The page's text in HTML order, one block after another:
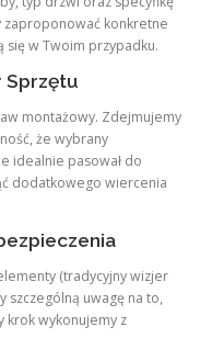
zaproponować konkretne
w Twoim przypadku.
Sprzętu
montażowy. Zdejmujemy
że wybrany
idealnie pasował do
dodatkowego wiercenia
(tradycyjny wizjer
szczególną uwagę na to,
krok wykonujemy z